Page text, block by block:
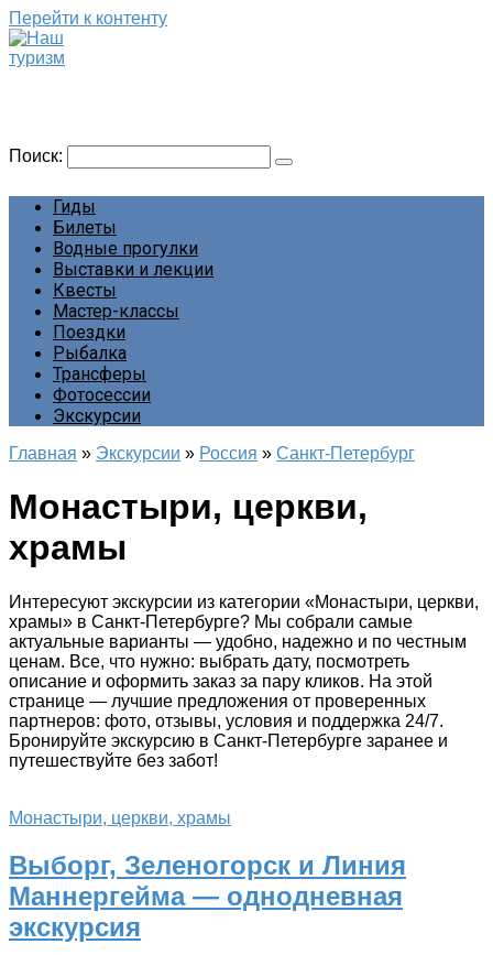
Перейти к контенту
Поиск:
Гиды
Билеты
Водные прогулки
Выставки и лекции
Квесты
Мастер-классы
Поездки
Рыбалка
Трансферы
Фотосессии
Экскурсии
Главная » Экскурсии » Россия » Санкт-Петербург
Монастыри, церкви,
храмы
Интересуют экскурсии из категории «Монастыри, церкви,
храмы» в Санкт-Петербурге? Мы собрали самые
актуальные варианты — удобно, надежно и по честным
ценам. Все, что нужно: выбрать дату, посмотреть
описание и оформить заказ за пару кликов. На этой
странице — лучшие предложения от проверенных
партнеров: фото, отзывы, условия и поддержка 24/7.
Бронируйте экскурсию в Санкт-Петербурге заранее и
путешествуйте без забот!
Монастыри, церкви, храмы
Выборг, Зеленогорск и Линия
Маннергейма — однодневная
экскурсия